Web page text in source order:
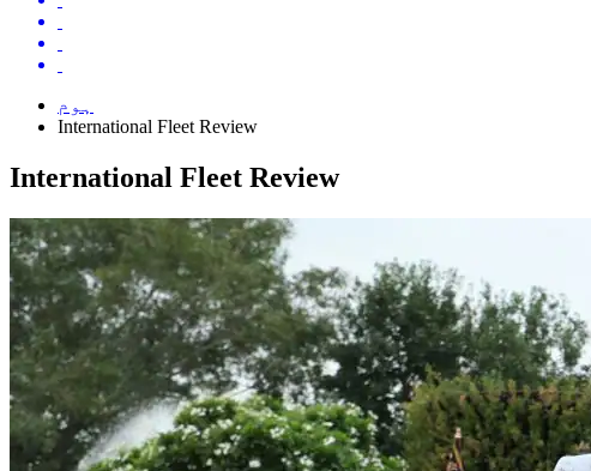
ہوم
International Fleet Review
International Fleet Review